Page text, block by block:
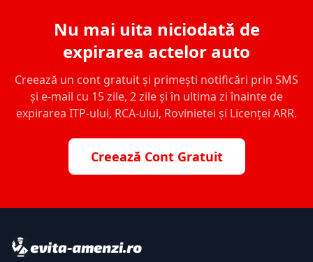
Nu mai uita niciodată de
expirarea actelor auto
Creează un cont gratuit și primești notificări prin SMS
și e-mail cu 15 zile, 2 zile și în ultima zi înainte de
expirarea ITP-ului, RCA-ului, Rovinietei și Licenței ARR.
Creează Cont Gratuit